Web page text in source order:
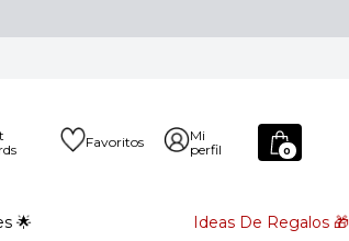
Favoritos
Mi
perfil
0
🌟 Ideas De Regalos 🎁